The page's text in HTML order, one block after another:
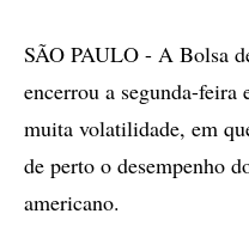
SÃO PAULO - A Bolsa
encerrou a segunda-feira
muita volatilidade, em
de perto o desempenho
americano.